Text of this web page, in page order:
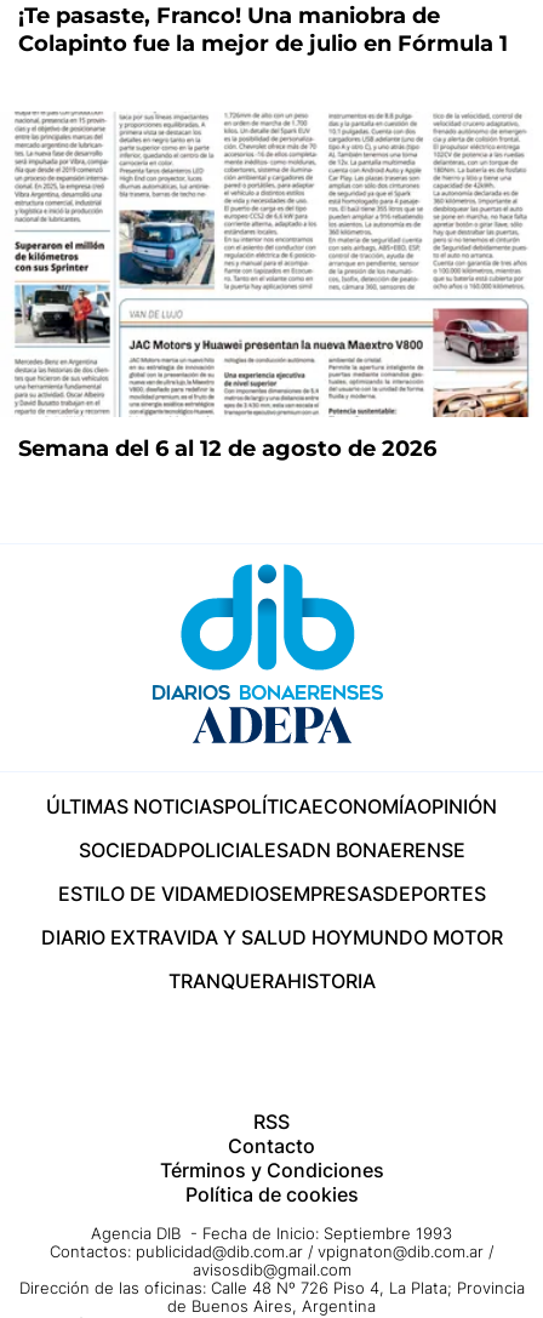
¡Te pasaste, Franco! Una maniobra de
Colapinto fue la mejor de julio en Fórmula 1
Semana del 6 al 12 de agosto de 2026
ÚLTIMAS NOTICIASPOLÍTICAECONOMÍAOPINIÓN
SOCIEDADPOLICIALESADN BONAERENSE
ESTILO DE VIDAMEDIOSEMPRESASDEPORTES
DIARIO EXTRAVIDA Y SALUD HOYMUNDO MOTOR
TRANQUERAHISTORIA
RSS
Contacto
Términos y Condiciones
Política de cookies
Agencia DIB - Fecha de Inicio: Septiembre 1993
Contactos: publicidad@dib.com.ar / vpignaton@dib.com.ar /
avisosdib@gmail.com
Dirección de las oficinas: Calle 48 Nº 726 Piso 4, La Plata; Provincia
de Buenos Aires, Argentina